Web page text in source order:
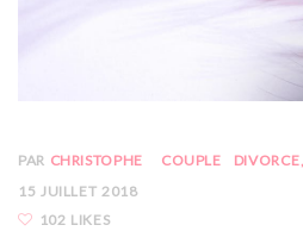
PAR CHRISTOPHE COUPLE DIVORCE
15 JUILLET 2018
102 LIKES